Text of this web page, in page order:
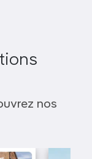
nos